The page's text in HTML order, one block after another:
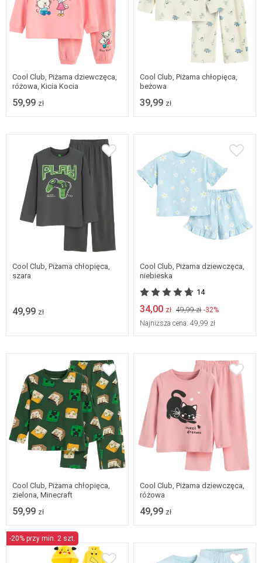
Dostępne w wielu
rozmiarach
Cool Club, Piżama dziewczęca,
różowa, Kicia Kocia
59,99 zł
Dostępne w wielu
rozmiarach
Cool Club, Piżama chłopięca,
beżowa
39,99 zł
Dostępne w wielu
rozmiarach
Cool Club, Piżama chłopięca,
szara
49,99 zł
Cool Club, Piżama dziewczęca,
niebieska
14
34,00 zł 49,99 zł -32%
Najniższa cena: 49,99 zł
104 110
116
128 134
Cool Club, Piżama chłopięca,
zielona, Minecraft
59,99 zł
Dostępne w wielu
rozmiarach
Cool Club, Piżama dziewczęca,
różowa
49,99 zł
-20% przy min. 2 szt.